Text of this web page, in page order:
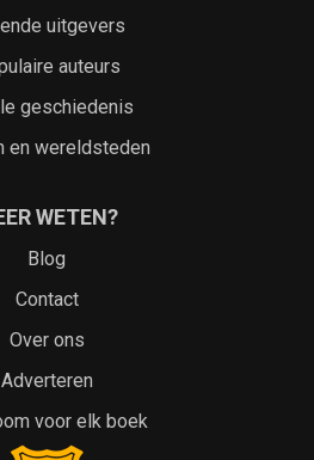
uitgevers
auteurs
geschiedenis
en wereldsteden
WETEN?
Blog
Contact
Over ons
Adverteren
voor elk boek